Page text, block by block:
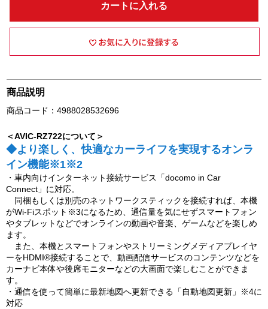
カートに入れる
商品説明
商品コード：4988028532696
＜AVIC-RZ722について＞
◆より楽しく、快適なカーライフを実現するオンラ
イン機能※1※2
・車内向けインターネット接続サービス「docomo in Car
Connect」に対応。
同梱もしくは別売のネットワークスティックを接続すれば、本機
がWi-Fiスポット※3になるため、通信量を気にせずスマートフォン
やタブレットなどでオンラインの動画や音楽、ゲームなどを楽しめ
ます。
また、本機とスマートフォンやストリーミングメディアプレイヤ
ーをHDMI®接続することで、動画配信サービスのコンテンツなどを
カーナビ本体や後席モニターなどの大画面で楽しむことができま
す。
・通信を使って簡単に最新地図へ更新できる「自動地図更新」※4に
対応